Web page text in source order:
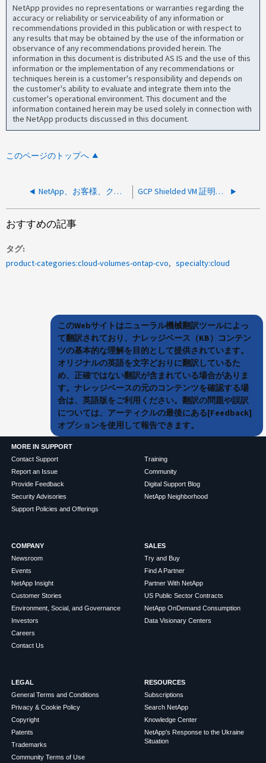
NetApp provides no representations or warranties regarding the
accuracy or reliability or serviceability of any information or
recommendations provided in this publication or with respect to
any results that may be obtained by the use of the information or
observance of any recommendations provided herein. The
information in this document is distributed AS IS and the use of this
information or the implementation of any recommendations or
techniques herein is a customer's responsibility and depends on
the customer's ability to evaluate and integrate them into the
customer's operational environment. This document and the
information contained herein may be used solely in connection with
the NetApp products discussed in this document.
このページのトップへ
NetApp、お客様、クラウドプロバイダがハイパーバイザーやハードウェアの根本的な問題についてどのように連携するか GCP Shielded VM 証明書の有効期限切れは Cloud Volumes ONTAP にどのような影響を与えますか？
おすすめの記事
タグ
product-categories:cloud-volumes-ontap-cvo
specialty:cloud
このWebサイトはニューラル機械翻訳ツールによっ
て翻訳されており、ナレッジベース（KB）コンテン
ツの基本的な理解を目的として提供されています。
オリジナルの英語を文字どおりに翻訳しているた
め、正確ではない翻訳が含まれている場合がありま
す。ナレッジベースの元のコンテンツを確認する場
合は、英語版をご利用ください。翻訳の問題や誤訳
については、アーティクルの最後にある[Feedback]
オプションを使用して報告できます。
MORE IN SUPPORT
Contact Support
Report an Issue
Provide Feedback
Security Advisories
Support Policies and Offerings
Training
Community
Digital Support Blog
NetApp Neighborhood
COMPANY
Newsroom
Events
NetApp Insight
Customer Stories
Environment, Social, and Governance
Investors
Careers
Contact Us
SALES
Try and Buy
Find A Partner
Partner With NetApp
US Public Sector Contracts
NetApp OnDemand Consumption
Data Visionary Centers
LEGAL
General Terms and Conditions
Privacy & Cookie Policy
Copyright
Patents
Trademarks
Community Terms of Use
RESOURCES
Subscriptions
Search NetApp
Knowledge Center
NetApp's Response to the Ukraine
Situation